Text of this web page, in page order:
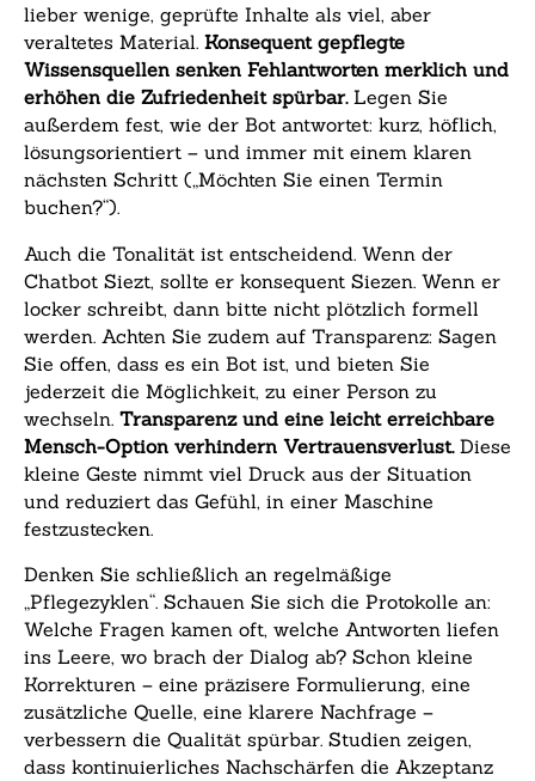
lieber wenige, geprüfte Inhalte als viel, aber
veraltetes Material. Konsequent gepflegte
Wissensquellen senken Fehlantworten merklich und
erhöhen die Zufriedenheit spürbar.Legen Sie
außerdem fest, wie der Bot antwortet: kurz, höflich,
lösungsorientiert – und immer mit einem klaren
nächsten Schritt („Möchten Sie einen Termin
buchen?“).
Auch die Tonalität ist entscheidend. Wenn der
Chatbot Siezt, sollte er konsequent Siezen. Wenn er
locker schreibt, dann bitte nicht plötzlich formell
werden. Achten Sie zudem auf Transparenz: Sagen
Sie offen, dass es ein Bot ist, und bieten Sie
jederzeit die Möglichkeit, zu einer Person zu
wechseln. Transparenz und eine leicht erreichbare
Mensch-Option verhindern Vertrauensverlust.Diese
kleine Geste nimmt viel Druck aus der Situation
und reduziert das Gefühl, in einer Maschine
festzustecken.
Denken Sie schließlich an regelmäßige
„Pflegezyklen“. Schauen Sie sich die Protokolle an:
Welche Fragen kamen oft, welche Antworten liefen
ins Leere, wo brach der Dialog ab? Schon kleine
Korrekturen – eine präzisere Formulierung, eine
zusätzliche Quelle, eine klarere Nachfrage –
verbessern die Qualität spürbar. Studien zeigen,
dass kontinuierliches Nachschärfen die Akzeptanz